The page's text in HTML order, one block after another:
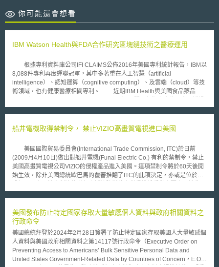
你可能還會想看
IBM Watson Health與FDA合作研究區塊鏈技術之醫療運用
根據專利資料庫公司IFI CLAIMS公佈2016年美國專利統計報告，IBM以
8,088件專利再度蟬聯冠軍，其中多著重在人工智慧（artificial
intelligence）、認知運算（cognitive computing）、及雲端（cloud）等技
術領域，也有健康醫療相關專利。 近期IBM Health與美國食品藥品管
區塊鏈技術（blockchain）以安全且去中心化的方式進行數據共享，如：交
置數據及物聯網（Internet of Things）數據等。 傳統上病患的病歷資訊
紀錄以防止竄改，提升病歷數據傳輸管理的可靠性及安全性。在如此多元化
的醫療數據共享環境下，有助於醫療診斷、更將能促進產業發展。 此
外，過去病患穿戴裝置所測得的日常生理數據，不管在數據取得、或將該些
數據應用至臨床診斷上皆存有許多問題，如今區塊鏈技術將能提高物聯網數
2017年底將會有16%的健康醫療機構採用以區塊鏈技術為架構的管理工
具，並預測十年內採用比例將達72%。 本文同步刊登於TIPS網站
（https://www.tips.org.tw）」
船井電機取得禁制令， 禁止VIZIO高畫質電視進口美國
美國國際貿易委員會(International Trade Commission, ITC)於日前
(2009月4月10日)做出對船井電機(Funai Electric Co.) 有利的禁制令，禁止
美國高畫質電視公司VIZIO的侵權產品進入美國。這項禁制令將於60天後開
始生效，除非美國總統歐巴馬的覆審推翻了ITC的此項決定，亦或是位於華
時VIZIO 公司若仍執意要繼續將係爭電視產品進口美國，則必須為每台電視
Brinkman表示他們將會利用各種管道對該禁制令抗爭到底。 北美電視
大廠 VIZIO位於美國加州爾灣（Irvin, California），於去年第四季在北美地
(Samsung Electronics) 。VIZIO 公司的高畫質電視皆由台灣的母公司瑞軒
科技（AmTRAN）所製造。 船井電機與VIZIO之間的專利訴訟纏鬥始於
2007年3月，船井電機在美國加州中部聯邦地方法院 (Central California
District Court)控告Vizio等14家公司侵權，並於同年10月於美國國際貿易委
美國發布防止特定國家存取大量敏感個人資料與政府相關資料之
行政命令
美國總統拜登於2024年2月28日簽署了防止特定國家存取美國人大量敏感個
人資料與美國政府相關資料之第14117號行政命令（Executive Order on
Preventing Access to Americans’ Bulk Sensitive Personal Data and
United States Government-Related Data by Countries of Concern，E.O.